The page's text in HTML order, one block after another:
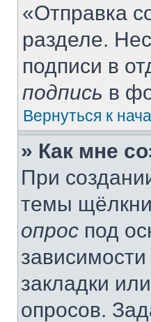
«Отправка
разделе.
подписи в
подпись в
Вернуться к
» Как мне
При
темы
опрос под
закладки
опросов.